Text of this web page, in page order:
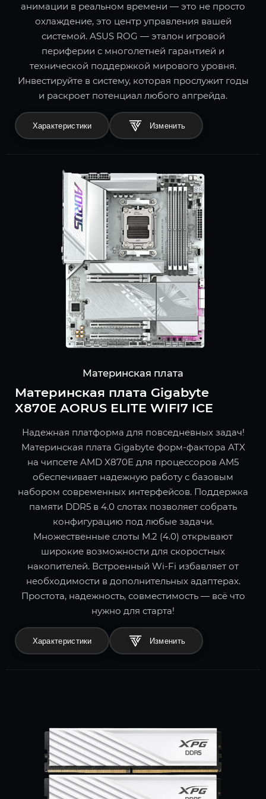
анимации в реальном времени — это не просто
охлаждение, это центр управления вашей
системой. ASUS ROG — эталон игровой
периферии с многолетней гарантией и
технической поддержкой мирового уровня.
Инвестируйте в систему, которая прослужит годы
и раскроет потенциал любого апгрейда.
Характеристики
Материнская плата
Материнская плата Gigabyte
X870E AORUS ELITE WIFI7 ICE
Надежная платформа для повседневных задач!
Материнская плата Gigabyte форм-фактора ATX
на чипсете AMD X870E для процессоров AM5
обеспечивает надежную работу с базовым
набором современных интерфейсов. Поддержка
памяти DDR5 в 4.0 слотах позволяет собрать
конфигурацию под любые задачи.
Множественные слоты M.2 (4.0) открывают
широкие возможности для скоростных
накопителей. Встроенный Wi-Fi избавляет от
необходимости в дополнительных адаптерах.
Простота, надежность, совместимость — всё что
нужно для старта!
Характеристики